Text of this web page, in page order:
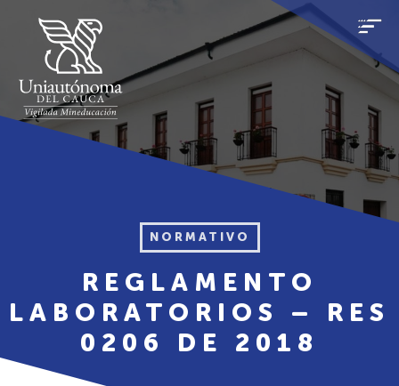
NORMATIVO
REGLAMENTO
LABORATORIOS – RES
0206 DE 2018